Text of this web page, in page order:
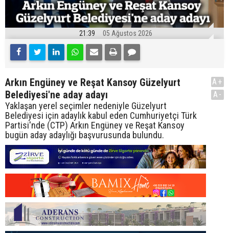
21:39 05 Ağustos 2026
Arkın Engüney ve Reşat Kansoy Güzelyurt
Belediyesi'ne aday adayı
Yaklaşan yerel seçimler nedeniyle Güzelyurt
Belediyesi için adaylık kabul eden Cumhuriyetçi Türk
Partisi'nde (CTP) Arkın Engüney ve Reşat Kansoy
bugün aday adaylığı başvurusunda bulundu.
A+
A-